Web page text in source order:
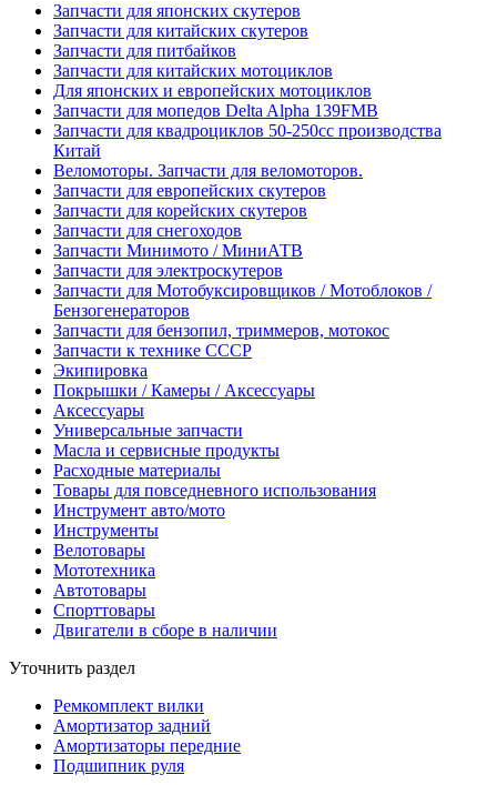
Запчасти для японских скутеров
Запчасти для китайских скутеров
Запчасти для питбайков
Запчасти для китайских мотоциклов
Для японских и европейских мотоциклов
Запчасти для мопедов Delta Alpha 139FMB
Запчасти для квадроциклов 50-250сс производства
Китай
Веломоторы. Запчасти для веломоторов.
Запчасти для европейских скутеров
Запчасти для корейских скутеров
Запчасти для снегоходов
Запчасти Минимото / МиниАТВ
Запчасти для электроскутеров
Запчасти для Мотобуксировщиков / Мотоблоков /
Бензогенераторов
Запчасти для бензопил, триммеров, мотокос
Запчасти к технике СССР
Экипировка
Покрышки / Камеры / Аксессуары
Аксессуары
Универсальные запчасти
Масла и сервисные продукты
Расходные материалы
Товары для повседневного использования
Инструмент авто/мото
Инструменты
Велотовары
Мототехника
Автотовары
Спорттовары
Двигатели в сборе в наличии
Уточнить раздел
Ремкомплект вилки
Амортизатор задний
Амортизаторы передние
Подшипник руля